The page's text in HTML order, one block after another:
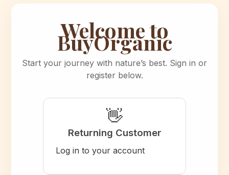
Welcome to
BuyOrganic
Start your journey with nature’s best. Sign in or
register below.
👋
Returning Customer
Log in to your account